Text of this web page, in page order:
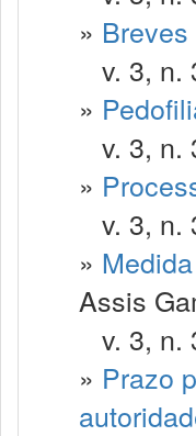
»
v. 3, n.
»
v. 3, n.
»
v. 3, n.
»
Assis
v. 3, n.
» Prazo